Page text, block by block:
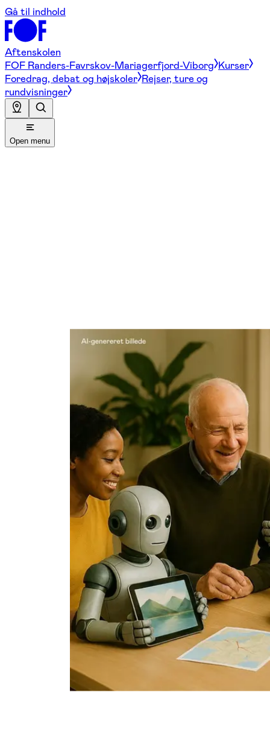
Gå til indhold
Aftenskolen
FOF Randers-Favrskov-Mariagerfjord-Viborg Kurser
Foredrag, debat og højskoler Rejser, ture og
rundvisninger
Open menu